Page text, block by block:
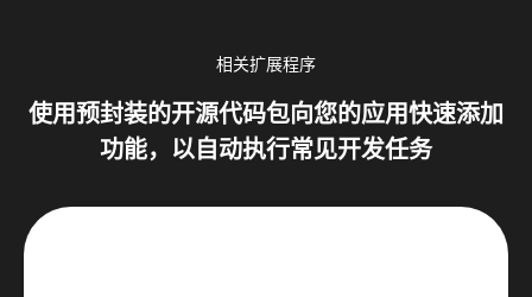
相关扩展程序
使用预封装的开源代码包向您的应用快速添加
功能，以自动执行常见开发任务